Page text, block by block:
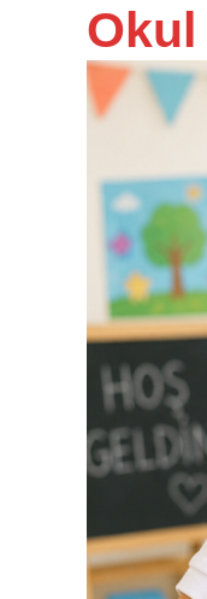
Özel Günler
Öğrenci
Farklı Hediyeler